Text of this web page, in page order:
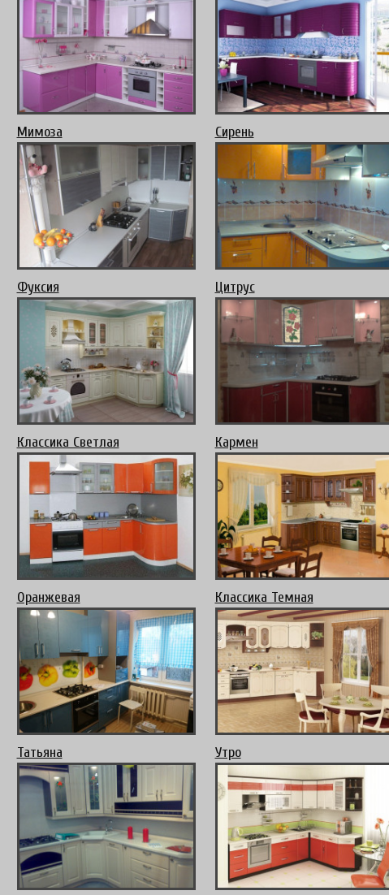
Мимоза Сирень
Фуксия Цитрус
Классика Светлая Кармен
Оранжевая Классика Темная
Татьяна Утро